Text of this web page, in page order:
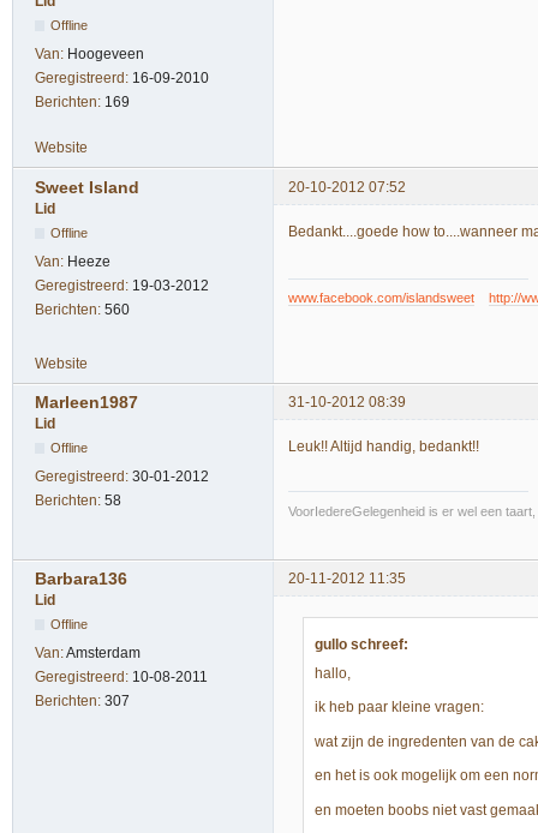
Offline
Van: Hoogeveen
Geregistreerd: 16-09-2010
Berichten: 169
Website
Sweet Island
20-10-2012 07:52
Lid
Offline
Van: Heeze
Geregistreerd: 19-03-2012
Berichten: 560
Bedankt....goede how to....wanneer
www.facebook.com/islandsweet http://
Website
Marleen1987
31-10-2012 08:39
Lid
Offline
Geregistreerd: 30-01-2012
Berichten: 58
Leuk!! Altijd handig, bedankt!!
VoorIedereGelegenheid is er wel een
Barbara136
20-11-2012 11:35
Lid
Offline
Van:Amsterdam
Geregistreerd: 10-08-2011
Berichten: 307
gullo schreef:
hallo,
ik heb paar kleine vragen:
wat zijn de ingredenten van de
en het is ook mogelijk om een
en moeten boobs niet vast